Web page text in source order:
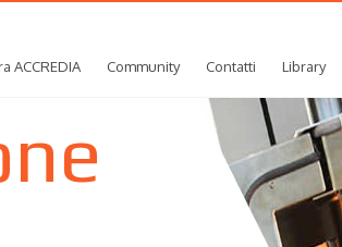
ACCREDIA Community Contatti Library